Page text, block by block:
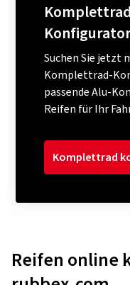
Suchen Sie jetzt
Komplettrad-
passende Alu-
Reifen für Ihr
Komplettrad
Reifen online